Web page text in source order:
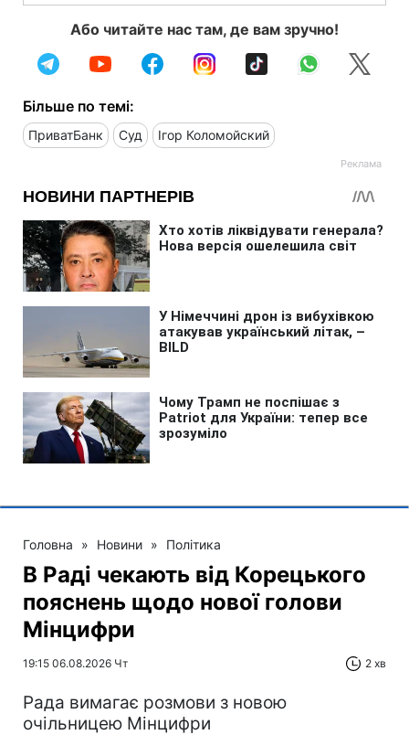
Або читайте нас там, де вам зручно!
Більше по темі:
ПриватБанк Суд Ігор Коломойский
Головна » Новини » Політика
В Раді чекають від Корецького
пояснень щодо нової голови
Мінцифри
19:15 06.08.2026 Чт 2 хв
Рада вимагає розмови з новою
очільницею Мінцифри